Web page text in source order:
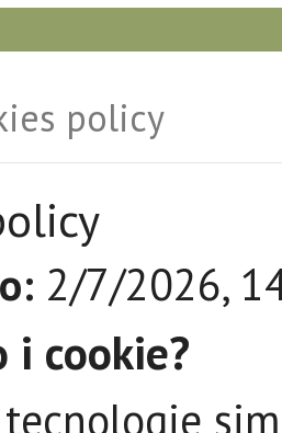
policy
2/7/2026,
i cookie?